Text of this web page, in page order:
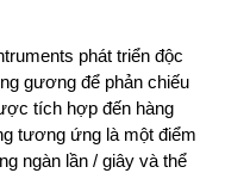
phát triển độc
gương để phản chiếu
tích hợp đến hàng
tương ứng là một điểm
ngàn lần / giây và thể